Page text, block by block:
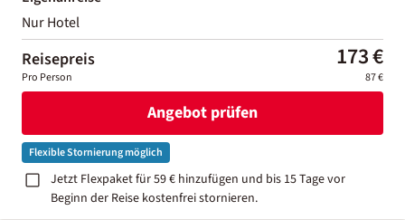
Nur Hotel
Reisepreis 173 €
Pro Person 87 €
Angebot prüfen
Flexible Stornierung möglich
Jetzt Flexpaket für 59 € hinzufügen und bis 15 Tage vor
Beginn der Reise kostenfrei stornieren.